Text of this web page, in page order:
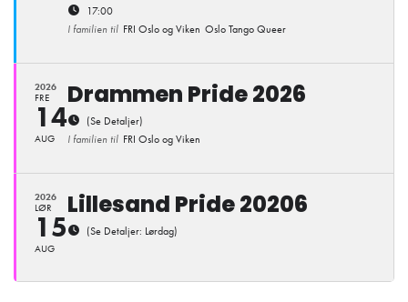
17:00
I familien til FRI Oslo og Viken Oslo Tango Queer
2026
FRE
14
AUG
Drammen Pride 2026
(Se Detaljer)
I familien til FRI Oslo og Viken
2026
LØR
15
AUG
Lillesand Pride 20206
(Se Detaljer: Lørdag)